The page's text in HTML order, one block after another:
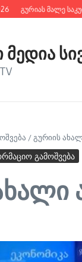
გურიას მალე
/გურიის
გამოშვება